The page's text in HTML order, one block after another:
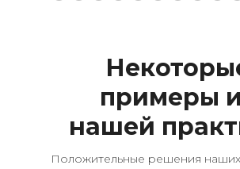
примеры
нашей
Положительные решения